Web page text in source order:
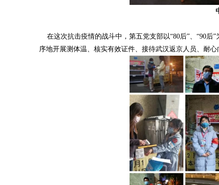
在这次抗击疫情的战斗中，第五党支部以“80后”、“90后
序地开展测体温、核实有效证件、接待武汉返京人员、耐